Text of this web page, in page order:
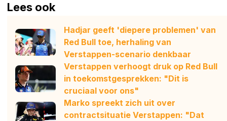
Lees ook
Hadjar geeft 'diepere problemen' van
Red Bull toe, herhaling van
Verstappen-scenario denkbaar
Verstappen verhoogt druk op Red Bull
in toekomstgesprekken: "Dit is
cruciaal voor ons"
Marko spreekt zich uit over
contractsituatie Verstappen: "Dat